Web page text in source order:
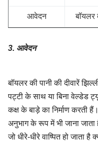
आवेदन बॉयलर
3. आवेदन
बॉयलर की पानी की दीवारें
पट्टी के साथ या बिना वेल्डेड
कक्ष के बाड़े का निर्माण करती
अनुभाग के रूप में भी जाना जाता
जो धीरे-धीरे वाष्पित हो जाता